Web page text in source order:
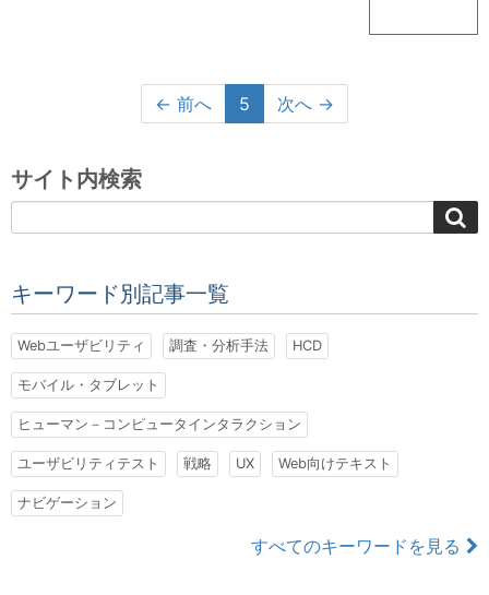
← 前へ 5 次へ →
サイト内検索
キーワード別記事一覧
Webユーザビリティ 調査・分析手法 HCD
モバイル・タブレット
ヒューマン－コンピュータインタラクション
ユーザビリティテスト 戦略 UX Web向けテキスト
ナビゲーション
すべてのキーワードを見る